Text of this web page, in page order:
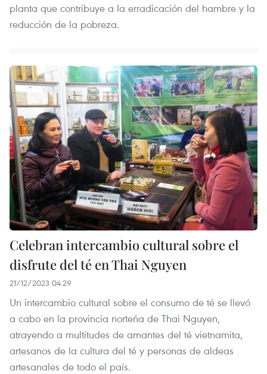
planta que contribuye a la erradicación del hambre y la
reducción de la pobreza.
Celebran intercambio cultural sobre el
disfrute del té en Thai Nguyen
21/12/2023 04:29
Un intercambio cultural sobre el consumo de té se llevó
a cabo en la provincia norteña de Thai Nguyen,
atrayendo a multitudes de amantes del té vietnamita,
artesanos de la cultura del té y personas de aldeas
artesanales de todo el país.